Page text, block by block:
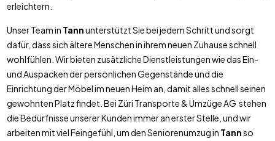
erleichtern.
Unser Team in Tannunterstützt Sie bei jedem Schritt und sorgt
dafür, dass sich ältere Menschen in ihrem neuen Zuhause schnell
wohlfühlen. Wir bieten zusätzliche Dienstleistungen wie das Ein-
und Auspacken der persönlichen Gegenstände und die
Einrichtung der Möbel im neuen Heim an, damit alles schnell seinen
gewohnten Platz findet. Bei Züri Transporte & Umzüge AG stehen
die Bedürfnisse unserer Kunden immer an erster Stelle, und wir
arbeiten mit viel Feingefühl, um den Seniorenumzug in Tannso